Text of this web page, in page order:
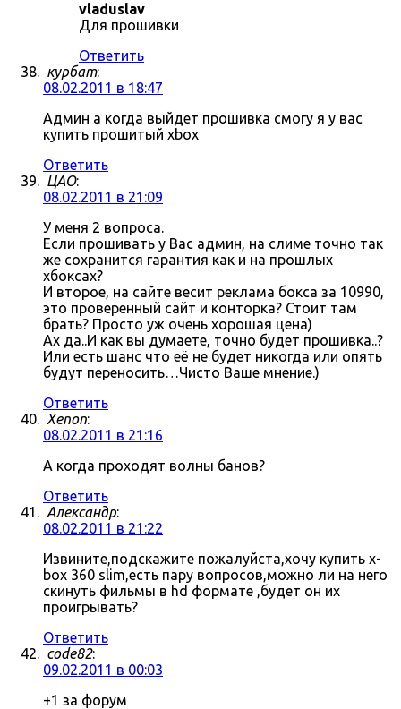
vladuslav
Для прошивки
Ответить
курбат:
08.02.2011 в 18:47
Админ а когда выйдет прошивка смогу я у вас
купить прошитый xbox
Ответить
ЦАО:
08.02.2011 в 21:09
У меня 2 вопроса.
Если прошивать у Вас админ, на слиме точно так
же сохранится гарантия как и на прошлых
хбоксах?
И второе, на сайте весит реклама бокса за 10990,
это проверенный сайт и конторка? Стоит там
брать? Просто уж очень хорошая цена)
Ах да..И как вы думаете, точно будет прошивка..?
Или есть шанс что её не будет никогда или опять
будут переносить…Чисто Ваше мнение.)
Ответить
Xenon:
08.02.2011 в 21:16
А когда проходят волны банов?
Ответить
Александр:
08.02.2011 в 21:22
Извините,подскажите пожалуйста,хочу купить x-
box 360 slim,есть пару вопросов,можно ли на него
скинуть фильмы в hd формате ,будет он их
проигрывать?
Ответить
code82:
09.02.2011 в 00:03
+1 за форум